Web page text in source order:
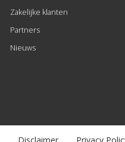
Zakelijke klanten
Partners
Nieuws